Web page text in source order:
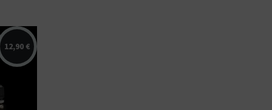
12,90 €